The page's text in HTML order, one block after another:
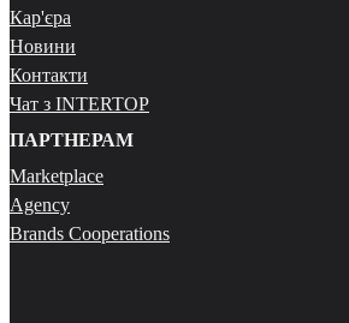
Кар'єра
Новини
Контакти
Чат з INTERTOP
ПАРТНЕРАМ
Marketplace
Agency
Brands Cooperations